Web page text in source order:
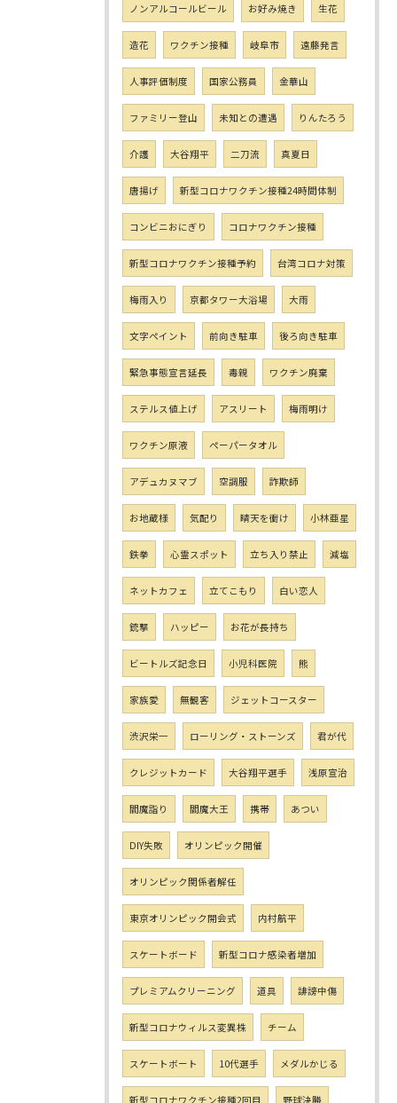
ノンアルコールビール お好み焼き 生花
造花 ワクチン接種 岐阜市 遠藤発言
人事評価制度 国家公務員 金華山
ファミリー登山 未知との遭遇 りんたろう
介護 大谷翔平 二刀流 真夏日
唐揚げ 新型コロナワクチン接種24時間体制
コンビニおにぎり コロナワクチン接種
新型コロナワクチン接種予約 台湾コロナ対策
梅雨入り 京都タワー大浴場 大雨
文字ペイント 前向き駐車 後ろ向き駐車
緊急事態宣言延長 毒親 ワクチン廃棄
ステルス値上げ アスリート 梅雨明け
ワクチン原液 ペーパータオル
アデュカヌマブ 空調服 詐欺師
お地蔵様 気配り 晴天を衝け 小林亜星
鉄拳 心霊スポット 立ち入り禁止 減塩
ネットカフェ 立てこもり 白い恋人
銃撃 ハッピー お花が長持ち
ビートルズ記念日 小児科医院 熊
家族愛 無観客 ジェットコースター
渋沢栄一 ローリング・ストーンズ 君が代
クレジットカード 大谷翔平選手 浅原宣治
閻魔詣り 閻魔大王 携帯 あつい
DIY失敗 オリンピック開催
オリンピック関係者解任
東京オリンピック開会式 内村航平
スケートボード 新型コロナ感染者増加
プレミアムクリーニング 道具 誹謗中傷
新型コロナウィルス変異株 チーム
スケートボート 10代選手 メダルかじる
新型コロナワクチン接種2回目 野球決勝